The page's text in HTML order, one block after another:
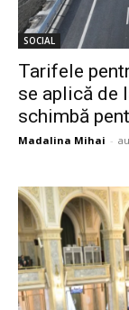
SOCIAL
Tarifele
se aplică de
schimbă
Madalina Mihai -